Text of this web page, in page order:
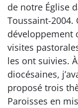
de notre Église
Toussaint-
développement
visites
les ont suivies.
diocésaines,
proposé trois
Paroisses en